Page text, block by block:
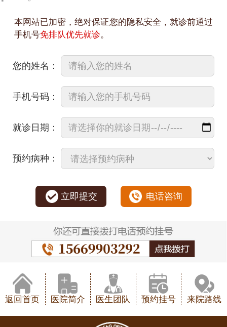
本网站已加密，绝对保证您的隐私安全，就诊前通过
手机号免排队优先就诊。
您的姓名：
手机号码：
就诊日期：
预约病种：
立即提交 电话咨询
返回首页 医院简介 医生团队 预约挂号 来院路线